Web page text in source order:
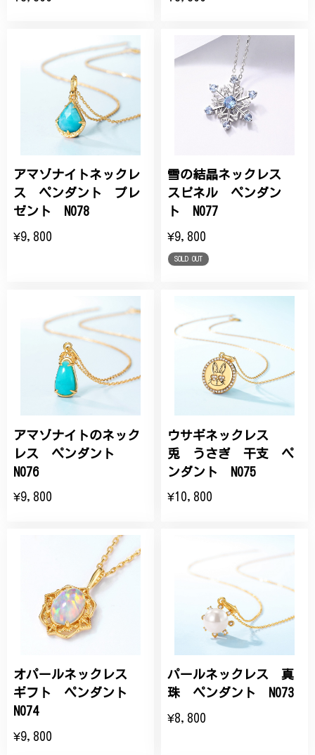
アマゾナイトネックレ
ス ペンダント プレ
ゼント N078
¥9,800
雪の結晶ネックレス
スピネル ペンダン
ト N077
¥9,800
SOLD OUT
アマゾナイトのネック
レス ペンダント
N076
¥9,800
ウサギネックレス
兎 うさぎ 干支 ペ
ンダント N075
¥10,800
オパールネックレス
ギフト ペンダント
N074
¥9,800
パールネックレス 真
珠 ペンダント N073
¥8,800